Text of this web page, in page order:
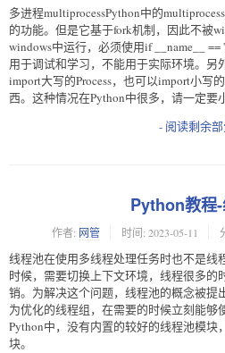
多进程multiprocessPython中的
的功能。但是它基于fork机制，因此不被
windows中运行，必须使用if __name__
用于调试和学习，不能用于实际环境。另
import大写的Process，也可以import小写
西。这种情况在Python中很多，请一定要
- 阅读剩余
Python教程
作者: 网管 时间: 2023-05-11
线程池在使用多线程处理任务时也不是线
时候，需要切换上下文环境，线程很多的
销。为解决这个问题，线程池的概念被提
为优化的线程组，在需要的时候立刻能够
Python中，没有内置的较好的线程池模块
块。